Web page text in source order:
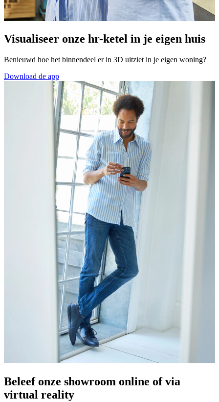
Visualiseer onze hr-ketel in je eigen huis
Benieuwd hoe het binnendeel er in 3D uitziet in je eigen woning?
Download de app
Beleef onze showroom online of via
virtual reality